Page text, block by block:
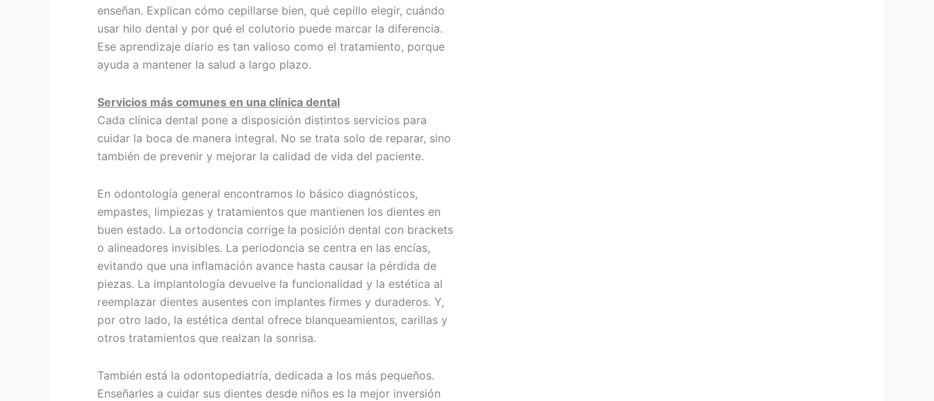
enseñan. Explican cómo cepillarse bien, qué cepillo elegir, cuándo
usar hilo dental y por qué el colutorio puede marcar la diferencia.
Ese aprendizaje diario es tan valioso como el tratamiento, porque
ayuda a mantener la salud a largo plazo.
Servicios más comunes en una clínica dental
Cada clínica dental pone a disposición distintos servicios para
cuidar la boca de manera integral. No se trata solo de reparar, sino
también de prevenir y mejorar la calidad de vida del paciente.
En odontología general encontramos lo básico diagnósticos,
empastes, limpiezas y tratamientos que mantienen los dientes en
buen estado. La ortodoncia corrige la posición dental con brackets
o alineadores invisibles. La periodoncia se centra en las encías,
evitando que una inflamación avance hasta causar la pérdida de
piezas. La implantología devuelve la funcionalidad y la estética al
reemplazar dientes ausentes con implantes firmes y duraderos. Y,
por otro lado, la estética dental ofrece blanqueamientos, carillas y
otros tratamientos que realzan la sonrisa.
También está la odontopediatría, dedicada a los más pequeños.
Enseñarles a cuidar sus dientes desde niños es la mejor inversión